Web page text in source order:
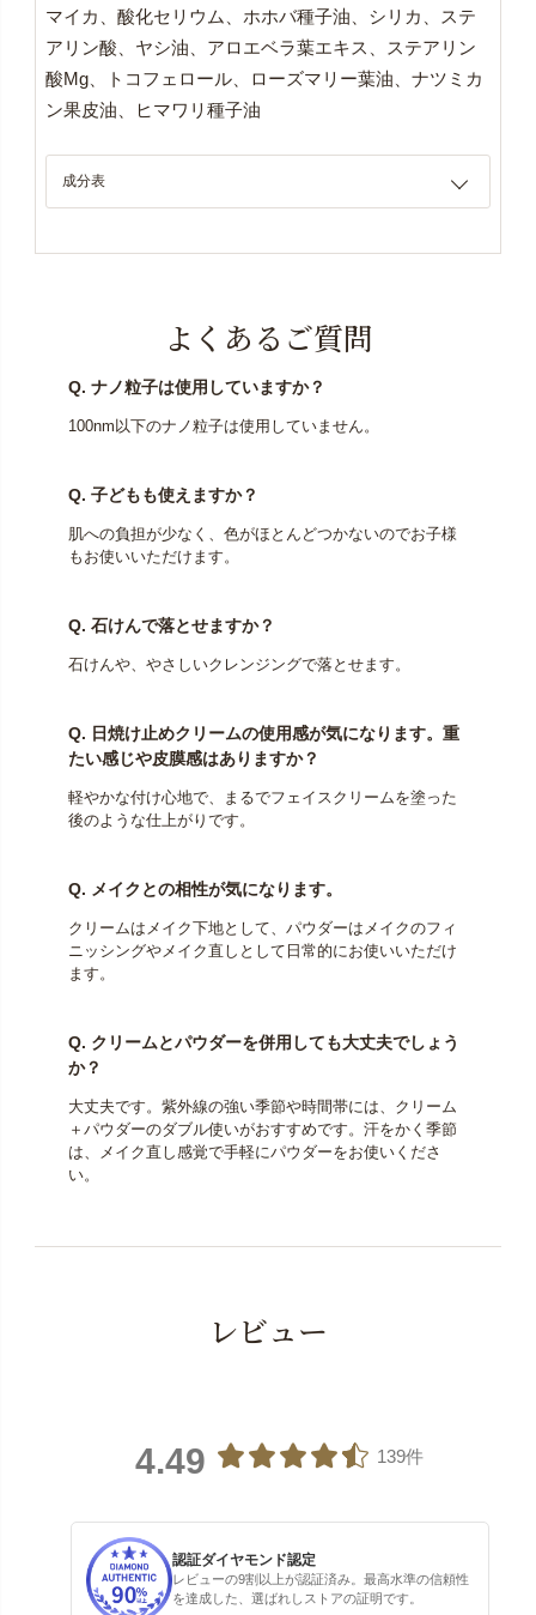
マイカ、酸化セリウム、ホホバ種子油、シリカ、ステ
アリン酸、ヤシ油、アロエベラ葉エキス、ステアリン
酸Mg、トコフェロール、ローズマリー葉油、ナツミカ
ン果皮油、ヒマワリ種子油
成分表
よくあるご質問
Q. ナノ粒子は使用していますか？
100nm以下のナノ粒子は使用していません。
Q. 子どもも使えますか？
肌への負担が少なく、色がほとんどつかないのでお子様
もお使いいただけます。
Q. 石けんで落とせますか？
石けんや、やさしいクレンジングで落とせます。
Q. 日焼け止めクリームの使用感が気になります。重
たい感じや皮膜感はありますか？
軽やかな付け心地で、まるでフェイスクリームを塗った
後のような仕上がりです。
Q. メイクとの相性が気になります。
クリームはメイク下地として、パウダーはメイクのフィ
ニッシングやメイク直しとして日常的にお使いいただけ
ます。
Q. クリームとパウダーを併用しても大丈夫でしょう
か？
大丈夫です。紫外線の強い季節や時間帯には、クリーム
＋パウダーのダブル使いがおすすめです。汗をかく季節
は、メイク直し感覚で手軽にパウダーをお使いくださ
い。
レビュー
4.49 139件
認証ダイヤモンド認定
レビューの9割以上が認証済み。最高水準の信頼性
を達成した、選ばれしストアの証明です。